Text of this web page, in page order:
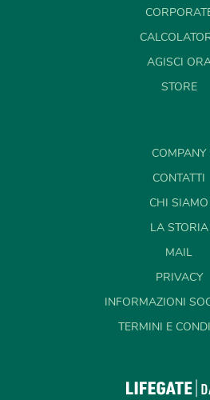
AGISCI
STORE
COMPANY
CONTATTI
CHI SIAMO
LA STORIA
MAIL
PRIVACY
INFORMAZIONI
TERMINI E